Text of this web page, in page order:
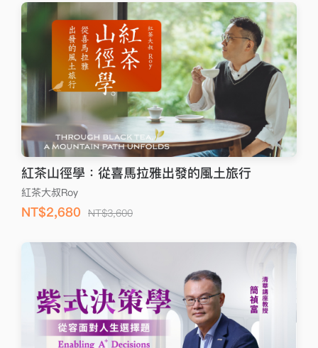
紅茶山徑學：從喜馬拉雅出發的風土旅行
紅茶大叔Roy
NT$2,680 NT$3,600